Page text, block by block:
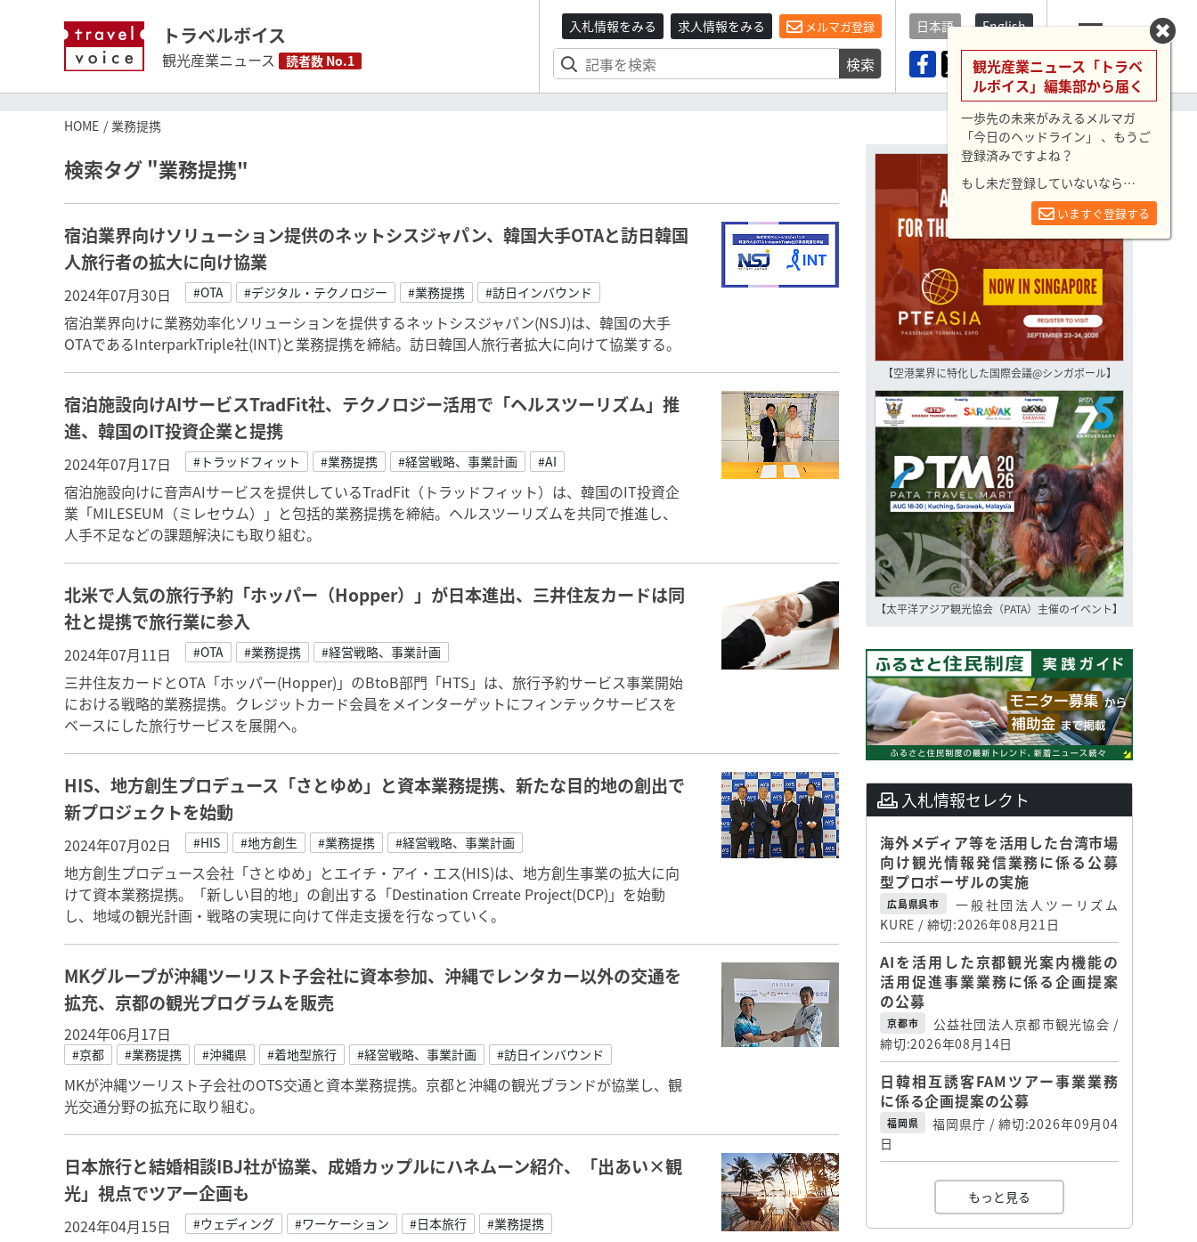
トラベルボイス
観光産業ニュース 読者数 No.1
入札情報をみる 求人情報をみる メルマガ登録
検索
日本語 English
メニュー
HOME 業務提携
検索タグ "業務提携"
宿泊業界向けソリューション提供のネットシスジャパン、韓国大手OTAと訪日韓国
人旅行者の拡大に向け協業
2024年07月30日 #OTA #デジタル・テクノロジー #業務提携 #訪日インバウンド
宿泊業界向けに業務効率化ソリューションを提供するネットシスジャパン(NSJ)は、韓国の大手
OTAであるInterparkTriple社(INT)と業務提携を締結。訪日韓国人旅行者拡大に向けて協業する。
宿泊施設向けAIサービスTradFit社、テクノロジー活用で「ヘルスツーリズム」推
進、韓国のIT投資企業と提携
2024年07月17日 #トラッドフィット #業務提携 #経営戦略、事業計画 #AI
宿泊施設向けに音声AIサービスを提供しているTradFit（トラッドフィット）は、韓国のIT投資企
業「MILESEUM（ミレセウム）」と包括的業務提携を締結。ヘルスツーリズムを共同で推進し、
人手不足などの課題解決にも取り組む。
北米で人気の旅行予約「ホッパー（Hopper）」が日本進出、三井住友カードは同
社と提携で旅行業に参入
2024年07月11日 #OTA #業務提携 #経営戦略、事業計画
三井住友カードとOTA「ホッパー(Hopper)」のBtoB部門「HTS」は、旅行予約サービス事業開始
における戦略的業務提携。クレジットカード会員をメインターゲットにフィンテックサービスを
ベースにした旅行サービスを展開へ。
HIS、地方創生プロデュース「さとゆめ」と資本業務提携、新たな目的地の創出で
新プロジェクトを始動
2024年07月02日 #HIS #地方創生 #業務提携 #経営戦略、事業計画
地方創生プロデュース会社「さとゆめ」とエイチ・アイ・エス(HIS)は、地方創生事業の拡大に向
けて資本業務提携。「新しい目的地」の創出する「Destination Crreate Project(DCP)」を始動
し、地域の観光計画・戦略の実現に向けて伴走支援を行なっていく。
MKグループが沖縄ツーリスト子会社に資本参加、沖縄でレンタカー以外の交通を
拡充、京都の観光プログラムを販売
2024年06月17日
#京都 #業務提携 #沖縄県 #着地型旅行 #経営戦略、事業計画 #訪日インバウンド
MKが沖縄ツーリスト子会社のOTS交通と資本業務提携。京都と沖縄の観光ブランドが協業し、観
光交通分野の拡充に取り組む。
日本旅行と結婚相談IBJ社が協業、成婚カップルにハネムーン紹介、「出あい×観
光」視点でツアー企画も
2024年04月15日 #ウェディング #ワーケーション #日本旅行 #業務提携
【空港業界に特化した国際会議@シンガポール】
【太平洋アジア観光協会（PATA）主催のイベント】
入札情報セレクト
海外メディア等を活用した台湾市場
向け観光情報発信業務に係る公募
型プロポーザルの実施
広島県呉市
一般社団法人ツーリズム
KURE / 締切:2026年08月21日
AIを活用した京都観光案内機能の
活用促進事業業務に係る企画提案
の公募
京都市
公益社団法人京都市観光協会 /
締切:2026年08月14日
日韓相互誘客FAMツアー事業業務
に係る企画提案の公募
福岡県
福岡県庁 / 締切:2026年09月04
日
もっと見る
観光産業ニュース「トラベ
ルボイス」編集部から届く
一歩先の未来がみえるメルマガ
「今日のヘッドライン」 、もうご
登録済みですよね？
もし未だ登録していないなら…
いますぐ登録する